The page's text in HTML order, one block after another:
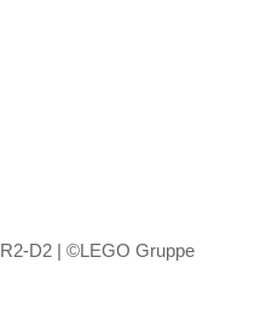
D2 | ©LEGO Gruppe